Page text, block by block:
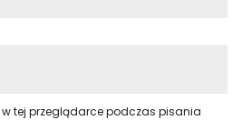
tej przeglądarce podczas pisania